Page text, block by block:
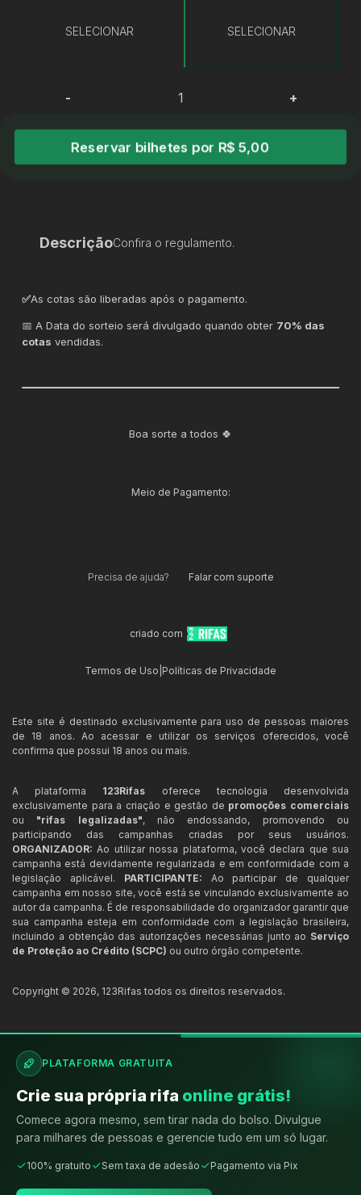
SELECIONAR SELECIONAR
- +
Reservar bilhetes por R$ 5,00
DescriçãoConfira o regulamento.
✅As cotas são liberadas após o pagamento.
📅 A Data do sorteio será divulgado quando obter 70% das
cotas vendidas.
Boa sorte a todos 🍀
Meio de Pagamento:
Precisa de ajuda? Falar com suporte
criado com
Termos de Uso Políticas de Privacidade
Este site é destinado exclusivamente para uso de pessoas maiores
de 18 anos. Ao acessar e utilizar os serviços oferecidos, você
confirma que possui 18 anos ou mais.
A plataforma 123Rifas oferece tecnologia desenvolvida
exclusivamente para a criação e gestão de promoções comerciais
ou "rifas legalizadas", não endossando, promovendo ou
participando das campanhas criadas por seus usuários.
ORGANIZADOR: Ao utilizar nossa plataforma, você declara que sua
campanha está devidamente regularizada e em conformidade com a
legislação aplicável. PARTICIPANTE: Ao participar de qualquer
campanha em nosso site, você está se vinculando exclusivamente ao
autor da campanha. É de responsabilidade do organizador garantir que
sua campanha esteja em conformidade com a legislação brasileira,
incluindo a obtenção das autorizações necessárias junto ao Serviço
de Proteção ao Crédito (SCPC) ou outro órgão competente.
Copyright © 2026, 123Rifas todos os direitos reservados.
PLATAFORMA GRATUITA
Crie sua própria rifa online grátis!
Comece agora mesmo, sem tirar nada do bolso. Divulgue
para milhares de pessoas e gerencie tudo em um só lugar.
100% gratuito Sem taxa de adesão Pagamento via Pix